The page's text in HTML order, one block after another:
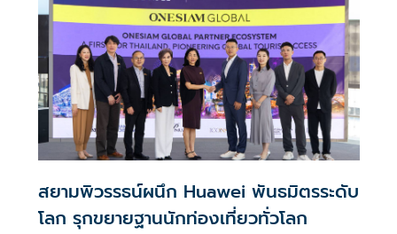
สยามพิวรรธน์ผนึก Huawei พันธมิตรระดับ
โลก รุกขยายฐานนักท่องเที่ยวทั่วโลก